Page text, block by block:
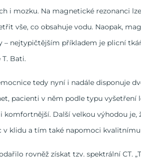
i mozku. Na magnetické rezonanci
vše, co obsahuje vodu. Naopak,
nejtypičtějším příkladem je plicní
Bati.
tedy nyní i nadále disponuje
pacienti v něm podle typu vyšetření
Další velkou výhodou je,
klidu a tím také napomoci
rovněž získat tzv. spektrální CT.